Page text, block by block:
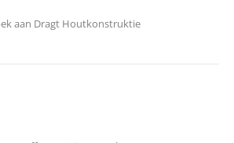
aan Dragt Houtkonstruktie